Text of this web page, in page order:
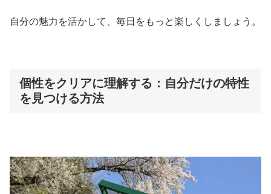
自分の魅力を活かして、毎日をもっと楽しくしましょう。
個性をクリアに理解する：自分だけの特性
を見つける方法